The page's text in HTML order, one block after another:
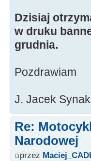
Dzisiaj
w druku
grudnia.
Pozdrawiam
J. Jacek
Re:
Narodowej
przez